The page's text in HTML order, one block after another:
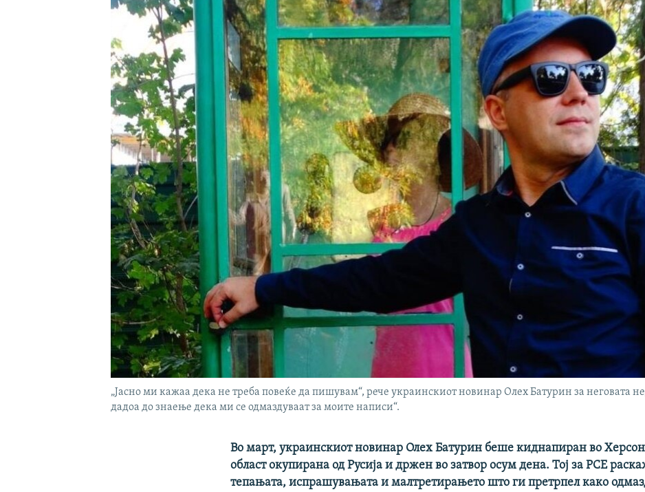
„Јасно ми кажаа дека не треба повеќе да пишувам“, рече украинскиот новинар Олех Батурин за неговата
дадоа до знаење дека ми се одмаздуваат за моите написи“.
Во март, украинскиот новинар Олех Батурин беше киднапиран во
област окупирана од Русија и држен во затвор осум дена. Тој за РСЕ
тепањата, испрашувањата и малтретирањето што ги претрпел како